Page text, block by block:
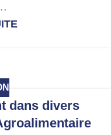
dans divers